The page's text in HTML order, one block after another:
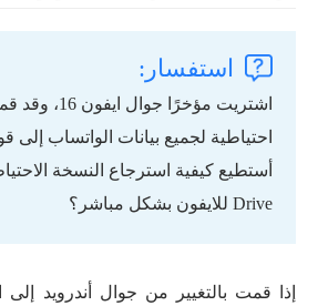
استفسار:
اشتريت مؤخرًا
احتياطية لجميع بيانات الواتساب
Drive للايفون بشكل مباشر؟
إذا قمت بالتغيير من جوال أندرويد